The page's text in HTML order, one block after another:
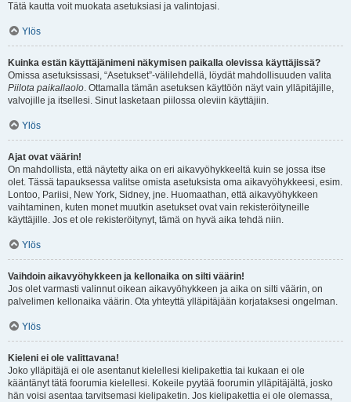
Tätä kautta voit muokata asetuksiasi ja valintojasi.
Ylös
Kuinka estän käyttäjänimeni näkymisen paikalla olevissa käyttäjissä?
Omissa asetuksissasi, “Asetukset”-välilehdellä, löydät mahdollisuuden valita
Piilota paikallaolo. Ottamalla tämän asetuksen käyttöön näyt vain ylläpitäjille,
valvojille ja itsellesi. Sinut lasketaan piilossa oleviin käyttäjiin.
Ylös
Ajat ovat väärin!
On mahdollista, että näytetty aika on eri aikavyöhykkeeltä kuin se jossa itse
olet. Tässä tapauksessa valitse omista asetuksista oma aikavyöhykkeesi, esim.
Lontoo, Pariisi, New York, Sidney, jne. Huomaathan, että aikavyöhykkeen
vaihtaminen, kuten monet muutkin asetukset ovat vain rekisteröityneille
käyttäjille. Jos et ole rekisteröitynyt, tämä on hyvä aika tehdä niin.
Ylös
Vaihdoin aikavyöhykkeen ja kellonaika on silti väärin!
Jos olet varmasti valinnut oikean aikavyöhykkeen ja aika on silti väärin, on
palvelimen kellonaika väärin. Ota yhteyttä ylläpitäjään korjataksesi ongelman.
Ylös
Kieleni ei ole valittavana!
Joko ylläpitäjä ei ole asentanut kielellesi kielipakettia tai kukaan ei ole
kääntänyt tätä foorumia kielellesi. Kokeile pyytää foorumin ylläpitäjältä, josko
hän voisi asentaa tarvitsemasi kielipaketin. Jos kielipakettia ei ole olemassa,